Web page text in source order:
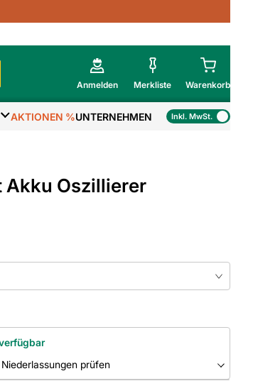
Anmelden Merkliste Warenkorb
Mein Warenkorb
AKTIONEN %UNTERNEHMEN Inkl. MwSt.
Akku Oszillierer
prüfen